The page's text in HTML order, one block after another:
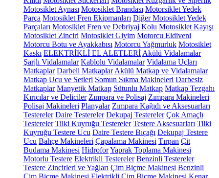
Motosiklet Aynası Motosiklet Brandası Motorsiklet Yedek
Parça Motosiklet Fren Ekipmanları Diğer Motosiklet Yedek
Parçaları Motosiklet Fren ve Debriyaj Kolu Motosiklet Kayışı
Motosiklet Zinciri Motosiklet Giyim Motorcu Eldiveni
Motorcu Botu ve Ayakkabısı Motorcu Yağmurluk Motosiklet
Kaskı ELEKTRİKLİ EL ALETLERİ Akülü Vidalamalar
Şarjlı Vidalamalar Kablolu Vidalamalar Vidalama Uçları
Matkaplar Darbeli Matkaplar Akülü Matkap ve Vidalamalar
Matkap Ucu ve Setleri Somun Sıkma Makineleri Darbesiz
Matkaplar Manyetik Matkap Sütunlu Matkap Matkap Tezgahı
Kırıcılar ve Deliciler Zımpara ve Polisaj Zımpara Makineleri
Polisaj Makineleri Planyalar Zımpara Kağıdı ve Aksesuarları
Testereler Daire Testereler Dekupaj Testereler Çok Amaçlı
Testereler Tilki Kuyruğu Testereler Testere Aksesuarları Tilki
Kuyruğu Testere Ucu Daire Testere Bıçağı Dekupaj Testere
Ucu Bahçe Makineleri Çapalama Makinesi Tırpan Çit
Budama Makinesi HidroforYaprak Toplama Makinesi
Motorlu Testere Elektrikli Testereler Benzinli Testereler
Testere Zincirleri ve Yağları Çim Biçme Makinesi Benzinli
Çim Biçme Makinesi Elektrikli Çim Biçme Makinesi Kenar